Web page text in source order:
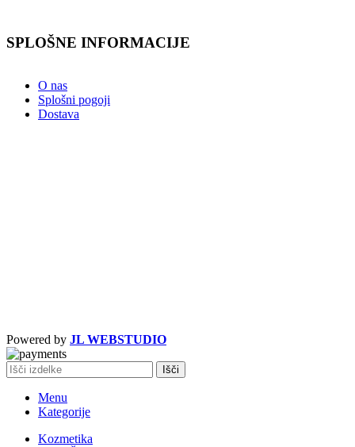
SPLOŠNE INFORMACIJE
O nas
Splošni pogoji
Dostava
Powered by JL WEBSTUDIO
Išči
Menu
Kategorije
Kozmetika